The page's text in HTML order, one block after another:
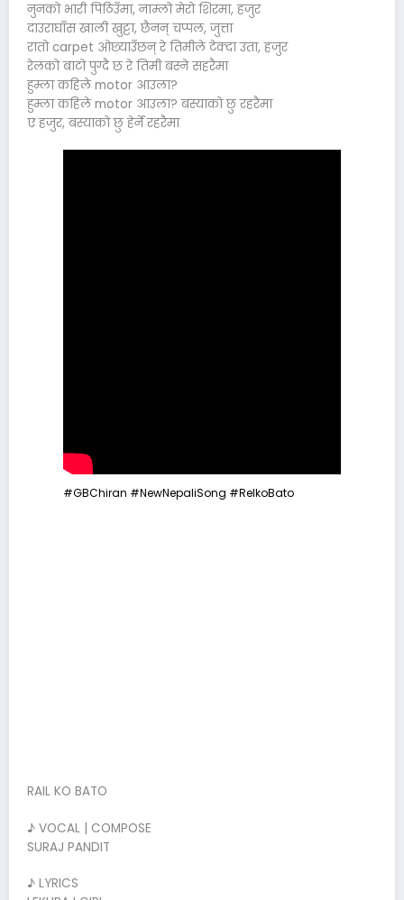
नुनको भारी पिठिउँमा, नाम्लो मेरो शिरमा, हजुर
दाउराघाँस खाली खुट्टा, छैनन् चप्पल, जुत्ता
रातो carpet ओछ्याउँछन् रे तिमीले टेक्दा उता, हजुर
रेलको बाटो पुग्दै छ रे तिमी बस्ने सहरैमा
हुम्ला कहिले motor आउला?
हुम्ला कहिले motor आउला? बस्याको छु रहरैमा
ए हजुर, बस्याको छु हेर्ने रहरैमा
#GBChiran #NewNepaliSong #RelkoBato
RAIL KO BATO
♪ VOCAL | COMPOSE
SURAJ PANDIT
♪ LYRICS